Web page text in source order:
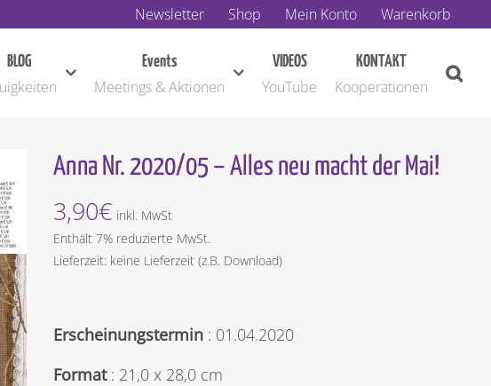
Newsletter Shop Mein Konto Warenkorb
BLOG Events
Meetings & Aktionen
VIDEOS
YouTube
KONTAKT
Kooperationen
Anna Nr. 2020/05 – Alles neu macht der Mai!
3,90€ inkl. MwSt
Enthält 7% reduzierte MwSt.
Lieferzeit: keine Lieferzeit (z.B. Download)
Erscheinungstermin : 01.04.2020
Format: 21,0 x 28,0 cm